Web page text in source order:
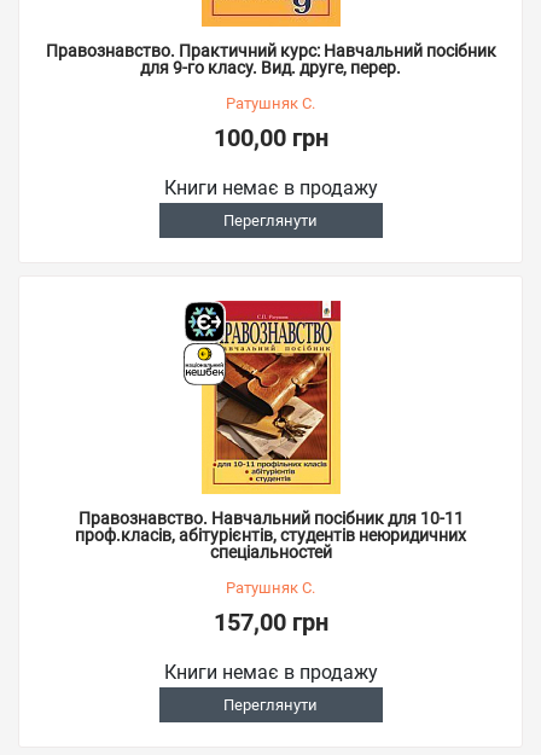
Правознавство. Практичний курс: Навчальний посібник
для 9-го класу. Вид. друге, перер.
Ратушняк С.
100,00 грн
Книги немає в продажу
Переглянути
Правознавство. Навчальний посібник для 10-11
проф.класів, абітурієнтів, студентів неюридичних
спеціальностей
Ратушняк С.
157,00 грн
Книги немає в продажу
Переглянути